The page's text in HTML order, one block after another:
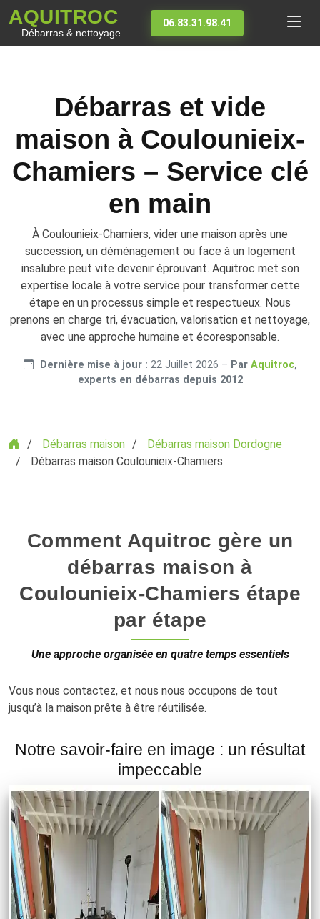
AQUITROC
Débarras & nettoyage
06.83.31.98.41
Débarras et vide
maison à Coulounieix-
Chamiers – Service clé
en main
À Coulounieix-Chamiers, vider une maison après une
succession, un déménagement ou face à un logement
insalubre peut vite devenir éprouvant. Aquitroc met son
expertise locale à votre service pour transformer cette
étape en un processus simple et respectueux. Nous
prenons en charge tri, évacuation, valorisation et nettoyage,
avec une approche humaine et écoresponsable.
Dernière mise à jour : 22 Juillet 2026 – Par Aquitroc,
experts en débarras depuis 2012
AccueilDébarras maison
Débarras maison Dordogne
Débarras maison Coulounieix-Chamiers
Comment Aquitroc gère un
débarras maison à
Coulounieix-Chamiers étape
par étape
Une approche organisée en quatre temps essentiels
Vous nous contactez, et nous nous occupons de tout
jusqu’à la maison prête à être réutilisée.
Notre savoir-faire en image : un résultat
impeccable